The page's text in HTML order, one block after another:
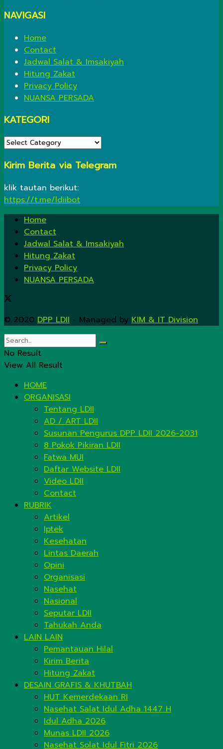
NAVIGASI
Home
Contact
Jadwal Salat & Imsakiyah
Hitung Zakat
Privacy Policy
NUANSA PERSADA
KATEGORI
KATEGORI
Kirim Berita via Telegram
klik tautan berikut:
https://t.me/ldiibot
Home
Contact
Jadwal Salat & Imsakiyah
Hitung Zakat
Privacy Policy
NUANSA PERSADA
© 2020 DPP LDII - Managed by KIM & IT Division.
No Result
View All Result
HOME
ORGANISASI
Tentang LDII
AD / ART LDII
Susunan Pengurus DPP LDII 2026-2031
8 Pokok Pikiran LDII
Fatwa MUI
Daftar Website LDII
Video LDII
Contact
RUBRIK
Artikel
Iptek
Kesehatan
Lintas Daerah
Opini
Organisasi
Nasehat
Nasional
Seputar LDII
Tahukah Anda
LAIN LAIN
Pemantauan Hilal
Kirim Berita
Hitung Zakat
DESAIN GRAFIS & KHUTBAH
HUT Kemerdekaan RI
Nasehat Salat Idul Adha 1447 H
Idul Adha 2026
Munas LDII 2026
Nasehat Solat Idul Fitri 2026